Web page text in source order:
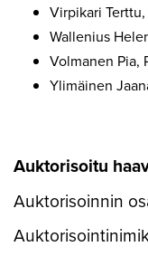
Auktorisoitu
Auktorisoinnin
Virpikari
Wallenius
Volmanen Pia,
Ylimäinen